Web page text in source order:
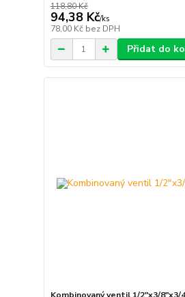
118,80 Kč
94,38 Kč/ks
78,00 Kč bez DPH
Přidat do
Kombinovaný ventil 1/2"x3/8"x3/